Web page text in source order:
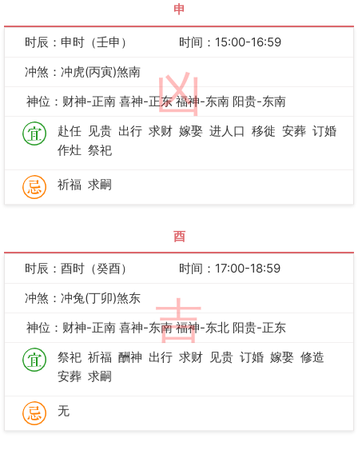
申
凶
时辰：申时（壬申）
时间：15:00-16:59
冲煞：冲虎(丙寅)煞南
神位：财神-正南 喜神-正东 福神-东南 阳贵-东南
赴任 见贵 出行 求财 嫁娶 进人口 移徙 安葬 订婚
作灶 祭祀
祈福 求嗣
酉
吉
时辰：酉时（癸酉）
时间：17:00-18:59
冲煞：冲兔(丁卯)煞东
神位：财神-正南 喜神-东南 福神-东北 阳贵-正东
祭祀 祈福 酬神 出行 求财 见贵 订婚 嫁娶 修造
安葬 求嗣
无